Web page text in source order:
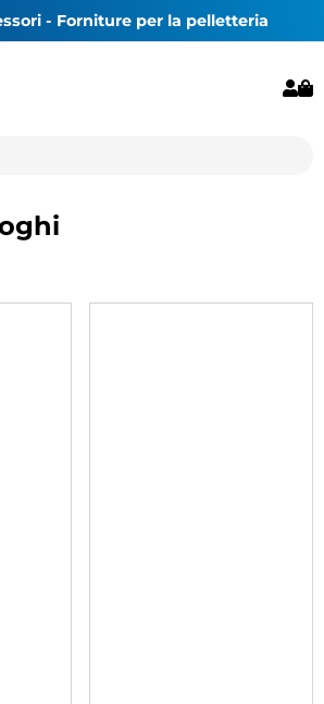
- Forniture per la pelletteria